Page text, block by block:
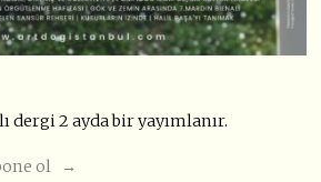
dergi 2 ayda bir yayımlanır.
ol →